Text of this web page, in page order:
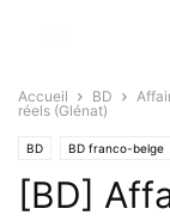
Accueil BD
réels (Glénat)
BD BD franco-belge
[BD]